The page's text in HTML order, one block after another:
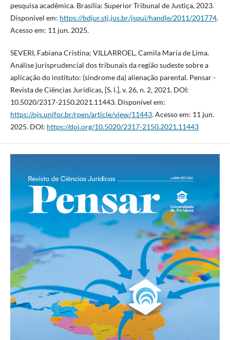
pesquisa acadêmica. Brasília: Superior Tribunal de Justiça, 2023.
Disponível em: https://bdjur.stj.jus.br/jspui/handle/2011/201774.
Acesso em: 11 jun. 2025.
SEVERI, Fabiana Cristina; VILLARROEL, Camila Maria de Lima.
Análise jurisprudencial dos tribunais da região sudeste sobre a
aplicação do instituto: (síndrome da) alienação parental. Pensar -
Revista de Ciências Jurídicas, [S. l.], v. 26, n. 2, 2021. DOI:
10.5020/2317-2150.2021.11443. Disponível em:
https://ojs.unifor.br/rpen/article/view/11443. Acesso em: 11 jun.
2025. DOI: https://doi.org/10.5020/2317-2150.2021.11443